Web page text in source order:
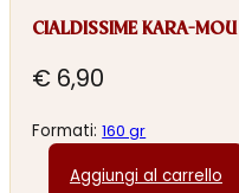
CIALDISSIME KARA-MOU
€ 6,90
Formati:160 gr
Aggiungi al carrello